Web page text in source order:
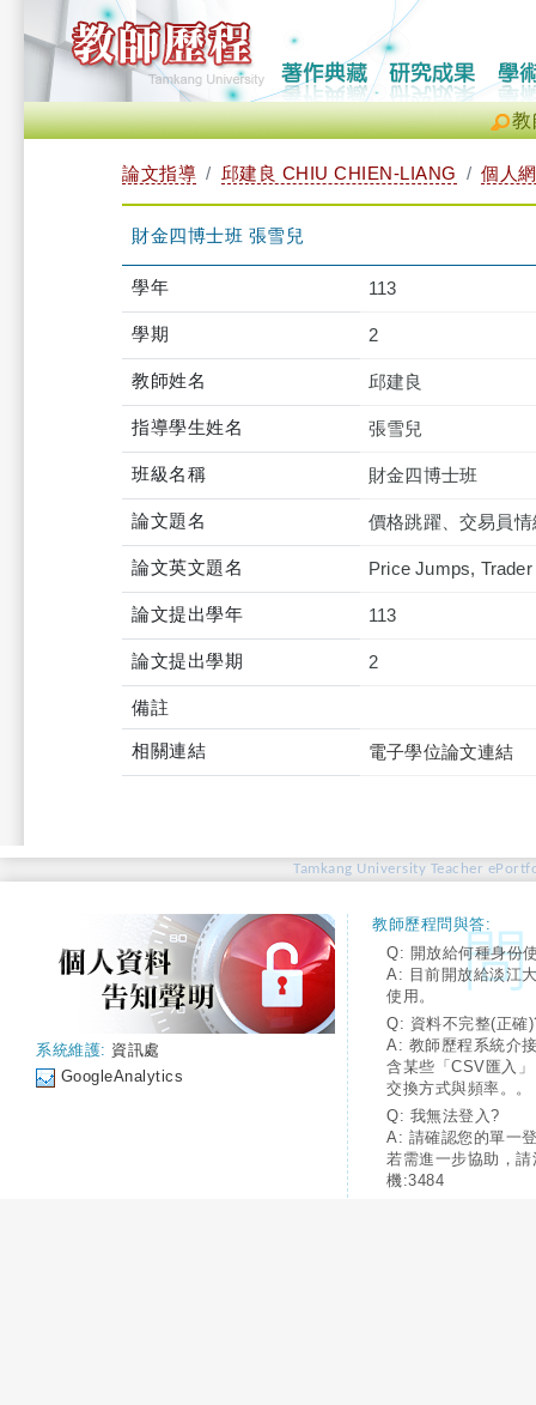
教
論文指導 邱建良 CHIU CHIEN-LIANG 個人
財金四博士班 張雪兒
學年 113
學期 2
教師姓名 邱建良
指導學生姓名 張雪兒
班級名稱 財金四博士班
論文題名 價格跳躍、交易員
論文英文題名 Price Jumps,
論文提出學年 113
論文提出學期 2
備註
相關連結 電子學位論文連結
Tamkang University Teacher
系統維護: 資訊處
GoogleAnalytics
教師歷程問與答:
Q: 開放給何種身份
A: 目前開放給淡江
使用。
Q: 資料不完整(正確
A: 教師歷程系統介
含某些「CSV匯入
交換方式與頻率。。
Q: 我無法登入?
A: 請確認您的單一
若需進一步協助，
機:3484